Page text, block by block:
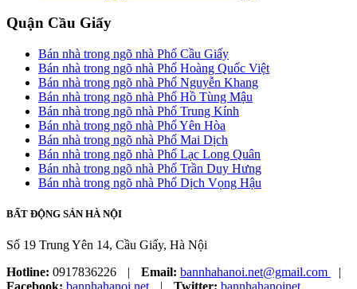
Quận Cầu Giấy
Bán nhà trong ngõ nhà Phố Cầu Giấy
Bán nhà trong ngõ nhà Phố Hoàng Quốc Việt
Bán nhà trong ngõ nhà Phố Nguyễn Khang
Bán nhà trong ngõ nhà Phố Hồ Tùng Mậu
Bán nhà trong ngõ nhà Phố Trung Kính
Bán nhà trong ngõ nhà Phố Yên Hòa
Bán nhà trong ngõ nhà Phố Mai Dịch
Bán nhà trong ngõ nhà Phố Lạc Long Quân
Bán nhà trong ngõ nhà Phố Trần Duy Hưng
Bán nhà trong ngõ nhà Phố Dịch Vọng Hậu
BẤT ĐỘNG SẢN HÀ NỘI
Số 19 Trung Yên 14, Cầu Giấy, Hà Nội
Hotline: 0917836226 | Email: bannhahanoi.net@gmail.com
|